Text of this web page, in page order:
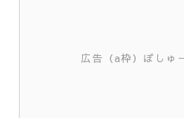
広告（a枠）ぼしゅ